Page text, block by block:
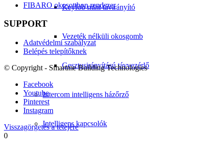
Keyfob mini távirányító
Vezeték nélküli okosgomb
Gesztusirányítású távvezérlő
Intercom intelligens házőrző
Intelligens kapcsolók
FIBARO okosotthon rendszer
SUPPORT
Adatvédelmi szabályzat
Belépés telepítőknek
© Copyright - Smartme Building Technologies
Facebook
Youtube
Pinterest
Instagram
Visszagörgetés a tetejére
0